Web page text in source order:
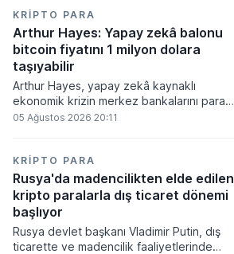
KRIPTO PARA
Arthur Hayes: Yapay zekâ balonu
bitcoin fiyatını 1 milyon dolara
taşıyabilir
Arthur Hayes, yapay zekâ kaynaklı
ekonomik krizin merkez bankalarını para
basmaya zorlayacağını ve bu durumun
kayıplarının tetikleyeceği kredi krizinin
küresel likidite artışına yol açacağını belirtti
ve bitcoinin bu süreçte en hızlı tepki veren
varlık olacağı vurguladı.
05 Ağustos 2026 20:11
KRIPTO PARA
Rusya'da madencilikten elde edilen
kripto paralarla dış ticaret dönemi
başlıyor
Rusya devlet başkanı Vladimir Putin, dış
ticarette ve madencilik faaliyetlerinde